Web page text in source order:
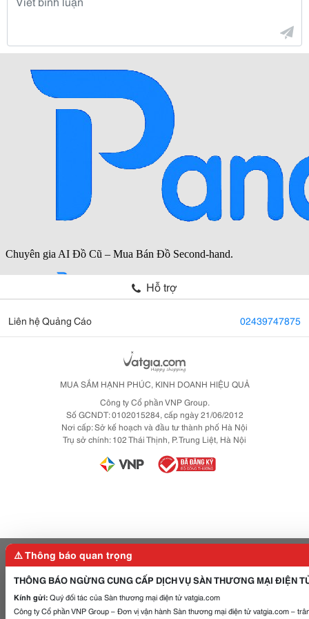
Hỗ trợ
Liên hệ Quảng Cáo 02439747875
MUA SẮM HẠNH PHÚC, KINH DOANH HIỆU QUẢ
Công ty Cổ phần VNP Group.
Số GCNDT: 0102015284, cấp ngày 21/06/2012
Nơi cấp: Sở kế hoạch và đầu tư thành phố Hà Nội
Trụ sở chính: 102 Thái Thịnh, P. Trung Liệt, Hà Nội
⚠️ Thông báo quan trọng
THÔNG BÁO NGỪNG CUNG CẤP DỊCH VỤ SÀN THƯƠNG MẠI ĐIỆN
Kính gửi:Quý đối tác của Sàn thương mại điện tử vatgia.com
Công ty Cổ phần VNP Group – Đơn vị vận hành Sàn thương mại điện tử vatgia.com –